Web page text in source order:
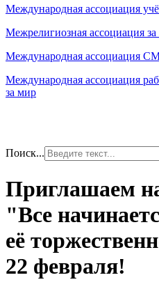
Международная ассоциация
Межрелигиозная ассоциация
Международная ассоциация
Международная ассоциация
за мир
Поиск...
Приглашаем
"Все
её
22 февраля!